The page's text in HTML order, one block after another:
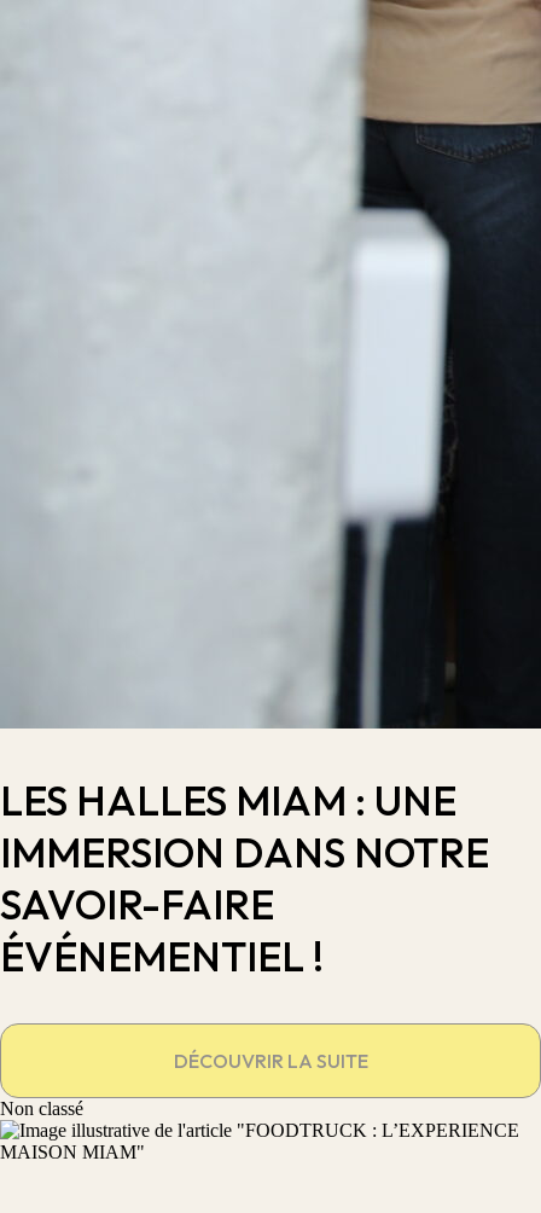
LES HALLES MIAM : UNE
IMMERSION DANS NOTRE
SAVOIR-FAIRE
ÉVÉNEMENTIEL !
DÉCOUVRIR LA SUITE
Non classé